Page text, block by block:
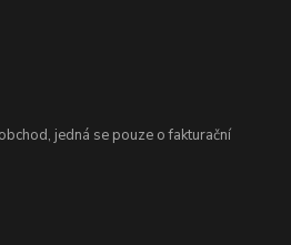
jedná se pouze o fakturační